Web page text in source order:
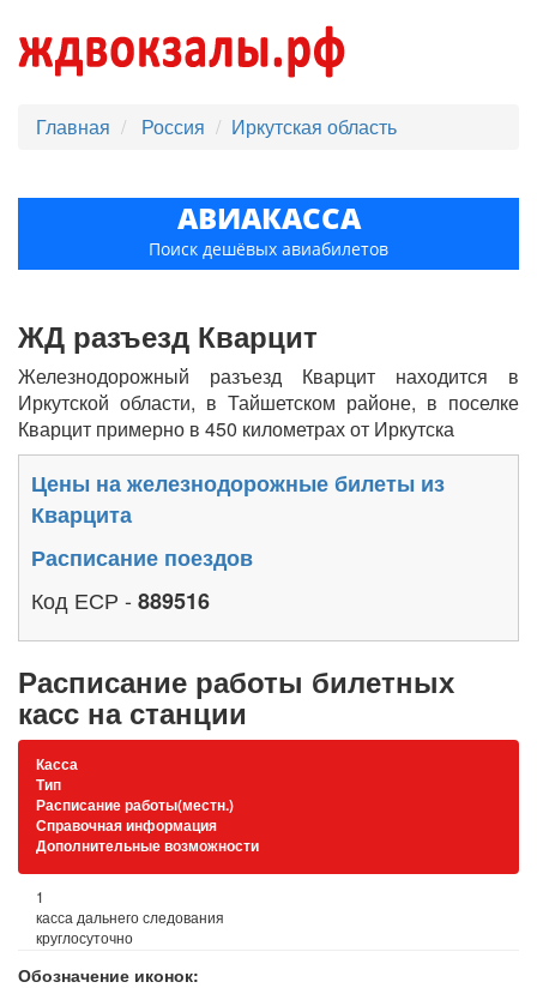
Главная Россия Иркутская область
АВИАКАССА
Поиск дешёвых авиабилетов
ЖД разъезд Кварцит
Железнодорожный разъезд Кварцит находится в
Иркутской области, в Тайшетском районе, в поселке
Кварцит примерно в 450 километрах от Иркутска
Цены на железнодорожные билеты из
Кварцита
Расписание поездов
Код ЕСР - 889516
Расписание работы билетных
касс на станции
Касса
Тип
Расписание работы(местн.)
Справочная информация
Дополнительные возможности
1
касса дальнего следования
круглосуточно
Обозначение иконок: